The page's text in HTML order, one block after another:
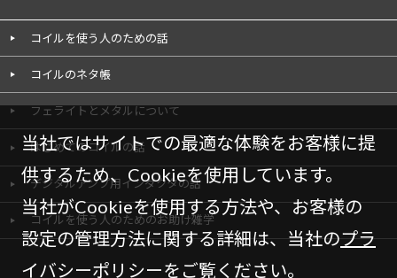
当社ではサイトでの最適な体験をお客様に提
供するため、Cookieを使用しています。
当社がCookieを使用する方法や、お客様の
設定の管理方法に関する詳細は、当社のプラ
イバシーポリシーをご覧ください。
コイルを使う人のための話
コイルのネタ帳
フェライトとメタルについて
はじめてのコイルの話
デジタルアンプ用インダクタの話
コイルを使う人のためのお助け雑学